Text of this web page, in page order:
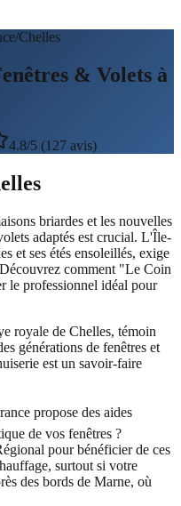
/Chelles
& Volets à
4.8/5 (127 avis)
briardes et les nouvelles
adaptés est crucial. L'Île-
et ses étés ensoleillés, exige
comment "Le Coin
le professionnel idéal pour
royale de Chelles, témoin
générations de fenêtres et
est un savoir-faire
propose des aides
de vos fenêtres ?
pour bénéficier de ces
surtout si votre
des bords de Marne, où